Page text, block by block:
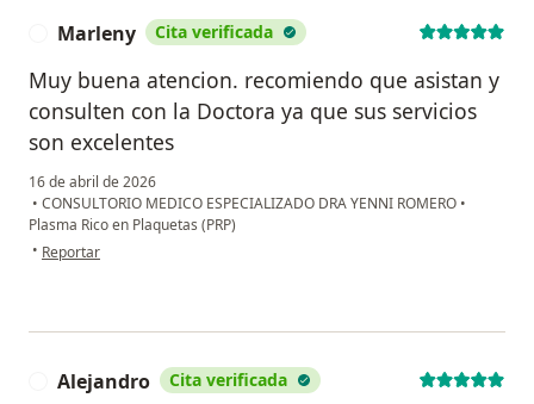
Marleny Cita verificada
Muy buena atencion. recomiendo que asistan y
consulten con la Doctora ya que sus servicios
son excelentes
16 de abril de 2026
• CONSULTORIO MEDICO ESPECIALIZADO DRA YENNI ROMERO •
Plasma Rico en Plaquetas (PRP)
• en opinión del usuario Marleny
Reportar
Alejandro Cita verificada